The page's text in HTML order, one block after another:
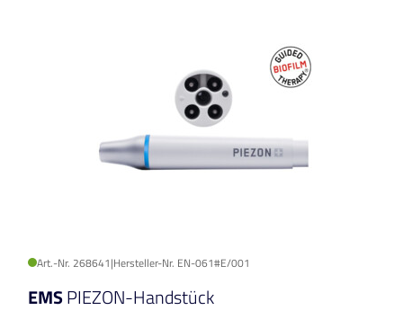
Art.-Nr. 268641|Hersteller-Nr. EN-061#E/001
EMSPIEZON-Handstück